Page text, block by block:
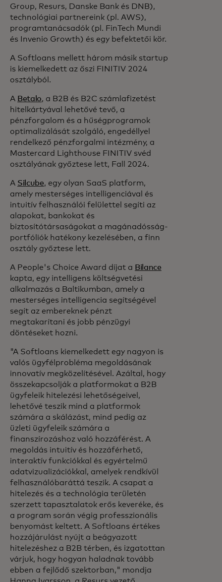
Group, Resurs, Danske Bank és DNB),
technológiai partnereink (pl. AWS),
programtanácsadók (pl. FinTech Mundi
és Invenio Growth) és egy befektetői kör.
A Softloans mellett három másik startup
is kiemelkedett az őszi FINITIV 2024
osztályból.
A Betalo, a B2B és B2C számlafizetést
hitelkártyával lehetővé tevő, a
pénzforgalom és a hűségprogramok
optimalizálását szolgáló, engedéllyel
rendelkező pénzforgalmi intézmény, a
Mastercard Lighthouse FINITIV svéd
osztályának győztese lett, Fall 2024.
A Silcube, egy olyan SaaS platform,
amely mesterséges intelligenciával és
intuitív felhasználói felülettel segíti az
alapokat, bankokat és
biztosítótársaságokat a magánadósság-
portfóliók hatékony kezelésében, a finn
osztály győztese lett.
A People's Choice Award díjat a Bilance
kapta, egy intelligens költségvetési
alkalmazás a Baltikumban, amely a
mesterséges intelligencia segítségével
segít az embereknek pénzt
megtakarítani és jobb pénzügyi
döntéseket hozni.
"A Softloans kiemelkedett egy nagyon is
valós ügyfélprobléma megoldásának
innovatív megközelítésével. Azáltal, hogy
összekapcsolják a platformokat a B2B
ügyfeleik hitelezési lehetőségeivel,
lehetővé teszik mind a platformok
számára a skálázást, mind pedig az
üzleti ügyfeleik számára a
finanszírozáshoz való hozzáférést. A
megoldás intuitív és hozzáférhető,
interaktív funkciókkal és egyértelmű
adatvizualizációkkal, amelyek rendkívül
felhasználóbaráttá teszik. A csapat a
hitelezés és a technológia területén
szerzett tapasztalatok erős keveréke, és
a program során végig professzionális
benyomást keltett. A Softloans értékes
hozzájárulást nyújt a beágyazott
hitelezéshez a B2B térben, és izgatottan
várjuk, hogy hogyan haladnak tovább
ebben a fejlődő szektorban," mondja